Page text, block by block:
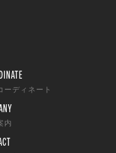
ーディネート
内